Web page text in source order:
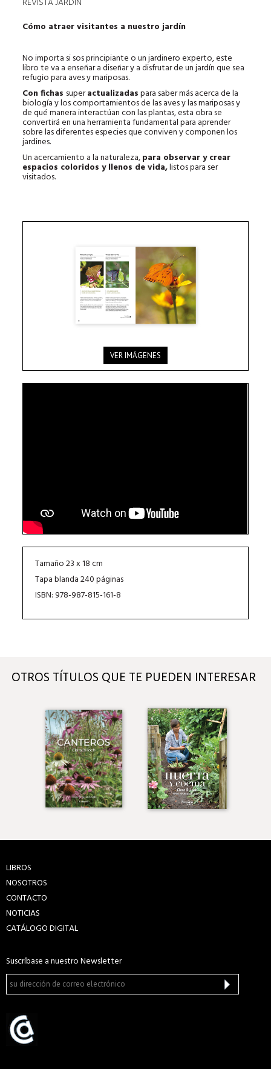
Cómo atraer visitantes a nuestro jardín
No importa si sos principiante o un jardinero experto, este
libro te va a enseñar a diseñar y a disfrutar de un jardín que sea
refugio para aves y mariposas.
Con fichas superactualizadaspara saber más acerca de la
biología y los comportamientos de las aves y las mariposas y
de qué manera interactúan con las plantas, esta obra se
convertirá en una herramienta fundamental para aprender
sobre las diferentes especies que conviven y componen los
jardines.
Un acercamiento a la naturaleza,para observar y crear
espacios coloridos y llenos de vida,listos para ser
visitados.
VER IMÁGENES
Tamaño 23 x 18 cm
Tapa blanda 240 páginas
ISBN: 978-987-815-161-8
OTROS TÍTULOS QUE TE PUEDEN INTERESAR
LIBROS
NOSOTROS
CONTACTO
NOTICIAS
CATÁLOGO DIGITAL
Suscríbase a nuestro Newsletter